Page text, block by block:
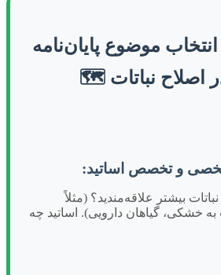
موضوع پایان‌نامه
اصلاح نباتات 🗺️
و تخصص اساتید:
بیشتر علاقه‌مندید؟ (مثلاً
به خشکی، گیاهان دارویی). اساتید چه